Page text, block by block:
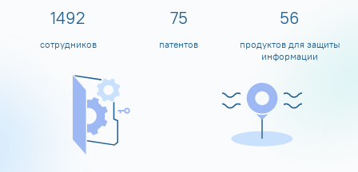
1600
сотрудников
80
патентов
60
продуктов для защиты
информации